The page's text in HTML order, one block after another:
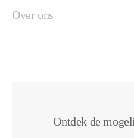
Over ons
Ontdek de